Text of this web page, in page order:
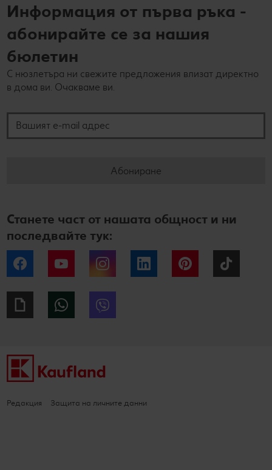
Информация от първа ръка -
абонирайте се за нашия
бюлетин
С нюзлетъра ни свежите предложения влизат директно
в дома ви. Очакваме ви.
Абониране
Станете част от нашата общност и ни
последвайте тук:
Facebook YouTube Instagram LinkedIn Pinterest
Giphy WhatsApp
Редакция Защита на личните данни